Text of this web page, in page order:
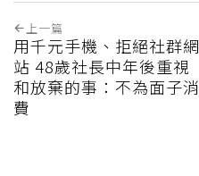
上一篇
用千元手機、拒絕社群網
站 48歲社長中年後重視
和放棄的事：不為面子消
費